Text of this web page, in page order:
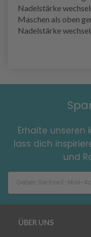
Nadelstärke
Maschen als oben
Nadelstärke
Erhalte unseren
lass dich
und
ÜBER UNS